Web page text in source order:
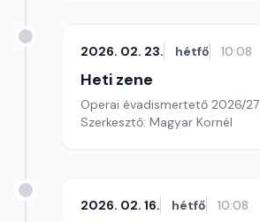
2026. 02. 23. hétfő 10:08
Heti zene
Operai évadismertető 2026/27
Szerkesztő: Magyar Kornél
2026. 02. 16. hétfő 10:08